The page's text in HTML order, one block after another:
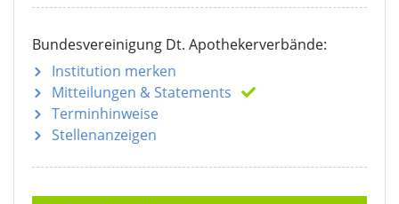
Bundesvereinigung Dt. Apothekerverbände:
Institution merken
Mitteilungen & Statements
Terminhinweise
Stellenanzeigen